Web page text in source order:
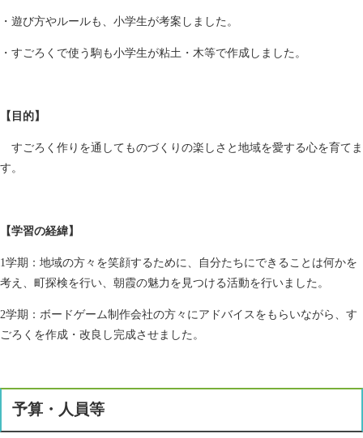
・遊び方やルールも、小学生が考案しました。
・すごろくで使う駒も小学生が粘土・木等で作成しました。
【目的】
すごろく作りを通してものづくりの楽しさと地域を愛する心を育てま
す。
【学習の経緯】
1学期：地域の方々を笑顔するために、自分たちにできることは何かを
考え、町探検を行い、朝霞の魅力を見つける活動を行いました。
2学期：ボードゲーム制作会社の方々にアドバイスをもらいながら、す
ごろくを作成・改良し完成させました。
予算・人員等